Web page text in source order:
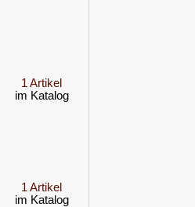
1 Artikel
im Katalog
1 Artikel
im Katalog